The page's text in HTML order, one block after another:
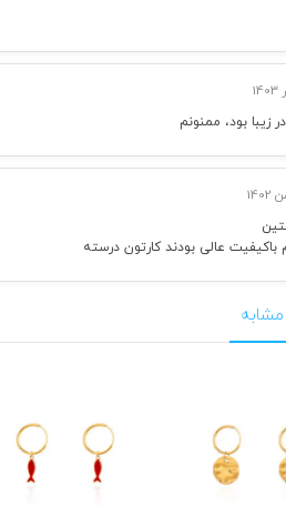
زیبا بود، ممنونم
عالی بودند کارتون درسته